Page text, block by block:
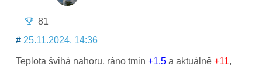
81
# 25.11.2024, 14:36
Teplota švihá nahoru, ráno tmin +1,5 a aktuálně +11,